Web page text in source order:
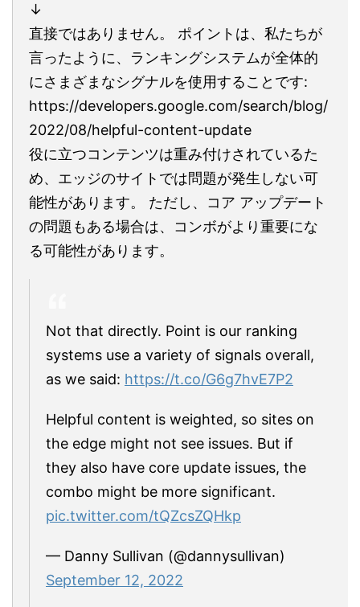
↓
直接ではありません。 ポイントは、私たちが
言ったように、ランキングシステムが全体的
にさまざまなシグナルを使用することです:
https://developers.google.com/search/blog/
2022/08/helpful-content-update
役に立つコンテンツは重み付けされているた
め、エッジのサイトでは問題が発生しない可
能性があります。 ただし、コア アップデート
の問題もある場合は、コンボがより重要にな
る可能性があります。
Not that directly. Point is our ranking
systems use a variety of signals overall,
as we said: https://t.co/G6g7hvE7P2
Helpful content is weighted, so sites on
the edge might not see issues. But if
they also have core update issues, the
combo might be more significant.
pic.twitter.com/tQZcsZQHkp
— Danny Sullivan (@dannysullivan)
September 12, 2022